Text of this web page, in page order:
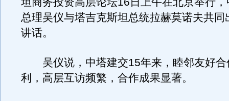
总理吴仪与塔吉克斯坦总统拉赫莫诺夫共同
讲话。
吴仪说，中塔建交15年来，睦邻友好合
利，高层互访频繁，合作成果显著。